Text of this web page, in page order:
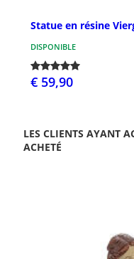
Statue en résine
DISPONIBLE
€ 59,90
LES CLIENTS AYANT
ACHETÉ